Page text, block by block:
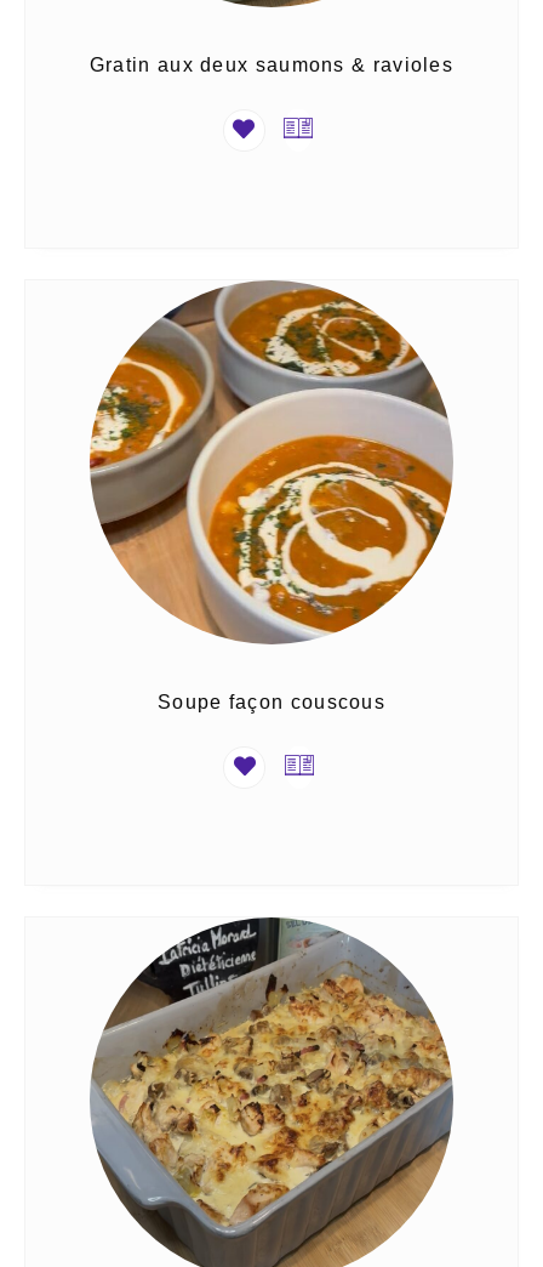
Gratin aux deux saumons & ravioles
Soupe façon couscous